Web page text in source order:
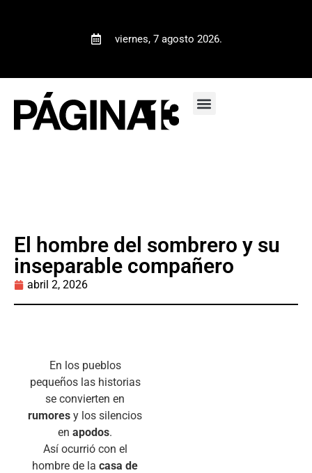
viernes, 7 agosto 2026.
El hombre del sombrero y su
inseparable compañero
abril 2, 2026
En los pueblos
pequeños las historias
se convierten en
rumores y los silencios
en apodos.
Así ocurrió con el
hombre de la casa de